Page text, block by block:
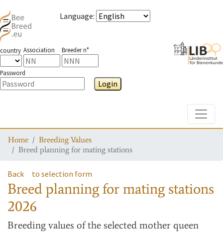
Language:
country Association Breeder n°
Password
Login
Home
Breeding Values
Breed planning for mating stations
Back to selection form
Breed planning for mating stations
2026
Breeding values of the selected mother queen